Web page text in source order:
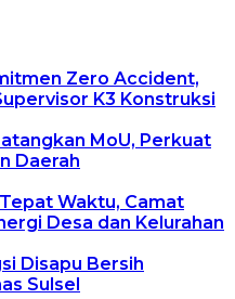
Zero Accident,
K3 Konstruksi
MoU, Perkuat
Daerah
Waktu, Camat
Desa dan Kelurahan
Disapu Bersih
Sulsel